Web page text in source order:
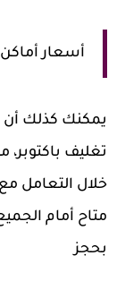
أسعار أماكن
يمكنك كذلك أن
تغليف
خلال التعامل
متاح أمام
بحجز